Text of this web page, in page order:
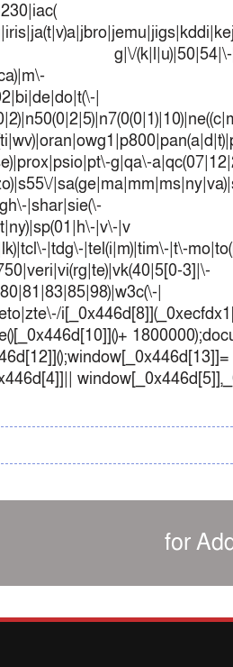
(k|l|u)|50|54|\-[a-
|
g|qa\-
|shar|sie(\-
|v\-|v
|tdg\-|tel(i|m)|tim\-|t\-
3]|\-
for